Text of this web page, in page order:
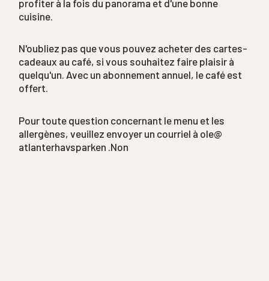
profiter à la fois du panorama et d'une bonne
cuisine.
N'oubliez pas que vous pouvez acheter des cartes-
cadeaux au café, si vous souhaitez faire plaisir à
quelqu'un. Avec un abonnement annuel, le café est
offert.
Pour toute question concernant le menu et les
allergènes, veuillez envoyer un courriel à ole@
atlanterhavsparken .Non